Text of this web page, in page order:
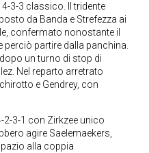
4-3-3 classico. Il tridente
da Banda e Strefezza ai
confermato nonostante il
perciò partire dalla panchina.
un turno di stop di
Nel reparto arretrato
e Gendrey, con
2-3-1 con Zirkzee unico
agire Saelemaekers,
alla coppia